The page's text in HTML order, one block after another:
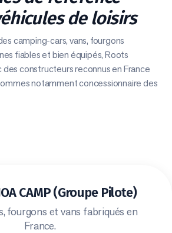
de loisirs
camping-cars, vans, fourgons
fiables et bien équipés, Roots
des constructeurs reconnus en France
notamment concessionnaire des
CAMP (Groupe Pilote)
fourgons et vans fabriqués en
France.